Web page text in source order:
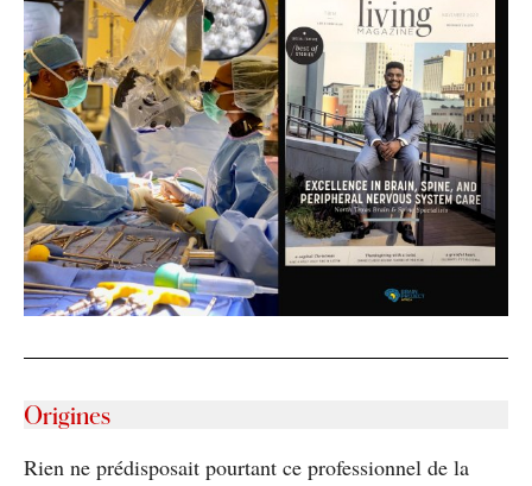
Origines
Rien ne prédisposait pourtant ce professionnel de la